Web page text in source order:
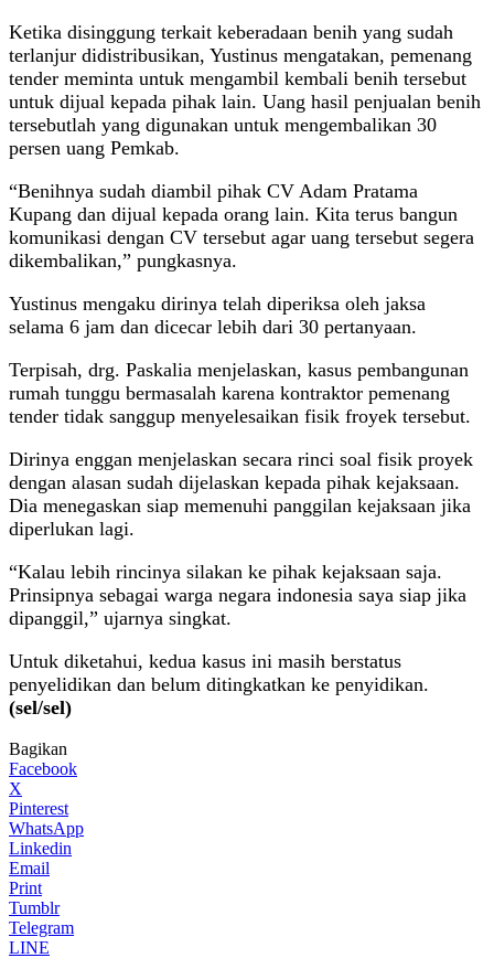
Ketika disinggung terkait keberadaan benih yang sudah
terlanjur didistribusikan, Yustinus mengatakan, pemenang
tender meminta untuk mengambil kembali benih tersebut
untuk dijual kepada pihak lain. Uang hasil penjualan benih
tersebutlah yang digunakan untuk mengembalikan 30
persen uang Pemkab.
“Benihnya sudah diambil pihak CV Adam Pratama
Kupang dan dijual kepada orang lain. Kita terus bangun
komunikasi dengan CV tersebut agar uang tersebut segera
dikembalikan,” pungkasnya.
Yustinus mengaku dirinya telah diperiksa oleh jaksa
selama 6 jam dan dicecar lebih dari 30 pertanyaan.
Terpisah, drg. Paskalia menjelaskan, kasus pembangunan
rumah tunggu bermasalah karena kontraktor pemenang
tender tidak sanggup menyelesaikan fisik froyek tersebut.
Dirinya enggan menjelaskan secara rinci soal fisik proyek
dengan alasan sudah dijelaskan kepada pihak kejaksaan.
Dia menegaskan siap memenuhi panggilan kejaksaan jika
diperlukan lagi.
“‎Kalau lebih rincinya silakan ke pihak kejaksaan saja.
Prinsipnya sebagai warga negara indonesia saya siap jika
dipanggil,” ujarnya singkat.
Untuk diketahui, kedua kasus ini masih berstatus
penyelidikan dan belum ditingkatkan ke penyidikan.
(sel/sel)
Bagikan
Facebook
X
Pinterest
WhatsApp
Linkedin
Email
Print
Tumblr
Telegram
LINE